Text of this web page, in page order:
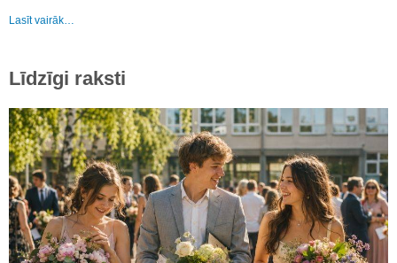
Lasīt vairāk…
Līdzīgi raksti